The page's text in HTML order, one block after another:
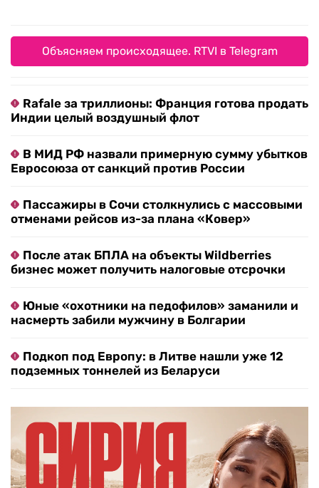
Объясняем происходящее. RTVI в Telegram
Rafale за триллионы: Франция готова продать
Индии целый воздушный флот
В МИД РФ назвали примерную сумму убытков
Евросоюза от санкций против России
Пассажиры в Сочи столкнулись с массовыми
отменами рейсов из-за плана «Ковер»
После атак БПЛА на объекты Wildberries
бизнес может получить налоговые отсрочки
Юные «охотники на педофилов» заманили и
насмерть забили мужчину в Болгарии
Подкоп под Европу: в Литве нашли уже 12
подземных тоннелей из Беларуси